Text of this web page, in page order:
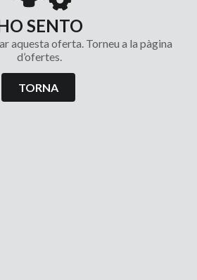
SENTO
aquesta oferta. Torneu a la pàgina
d’ofertes.
TORNA